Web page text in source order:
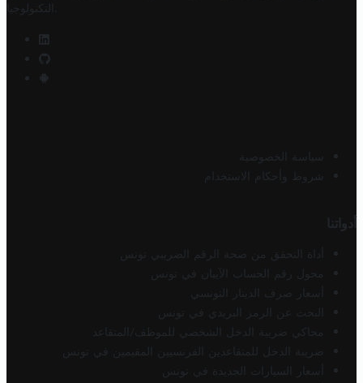
التكنولوجيا
سياسة الخصوصية
شروط وأحكام الاستخدام
أدواتنا
أداة التحقق من صحة الرقم الضريبي تونس
محول رقم الحساب الآيبان في تونس
أسعار صرف الدينار التونسي
البحث عن الرمز البريدي في تونس
محاكي ضريبة الدخل الشخصي للموظف/المتقاعد
ضريبة الدخل للمتقاعدين الفرنسيين المقيمين في تونس
أسعار السيارات الجديدة في تونس